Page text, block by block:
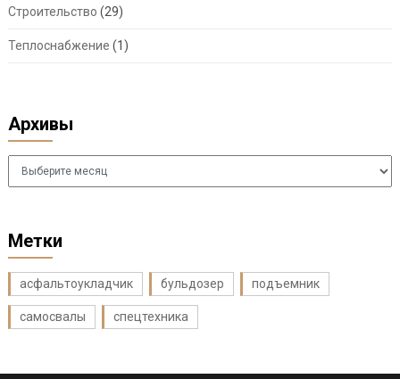
Строительство (29)
Теплоснабжение (1)
Архивы
Архивы
Метки
асфальтоукладчик бульдозер подъемник
самосвалы спецтехника